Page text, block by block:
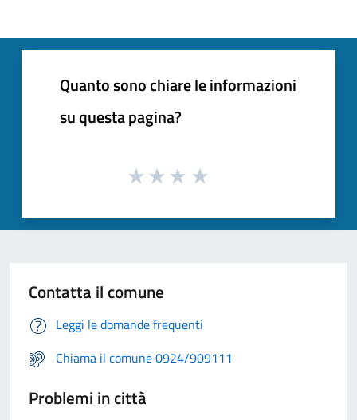
Quanto sono chiare le informazioni
su questa pagina?
Contatta il comune
Leggi le domande frequenti
Chiama il comune 0924/909111
Problemi in città